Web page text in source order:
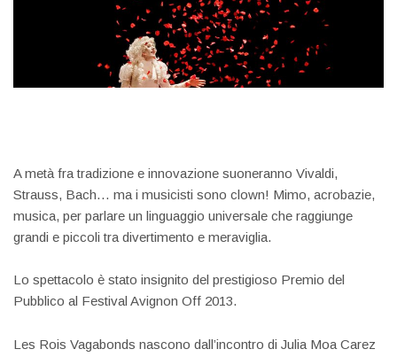
A metà fra tradizione e innovazione suoneranno Vivaldi,
Strauss, Bach… ma i musicisti sono clown! Mimo, acrobazie,
musica, per parlare un linguaggio universale che raggiunge
grandi e piccoli tra divertimento e meraviglia.
Lo spettacolo è stato insignito del prestigioso Premio del
Pubblico al Festival Avignon Off 2013.
Les Rois Vagabonds nascono dall’incontro di Julia Moa Carez